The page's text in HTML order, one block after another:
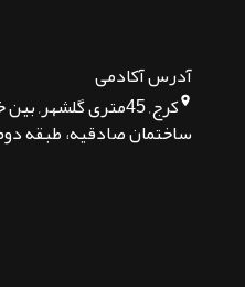
آدرس آکادمی
کرج, 45متری گلشهر,
ساختمان صادقیه، طبقه